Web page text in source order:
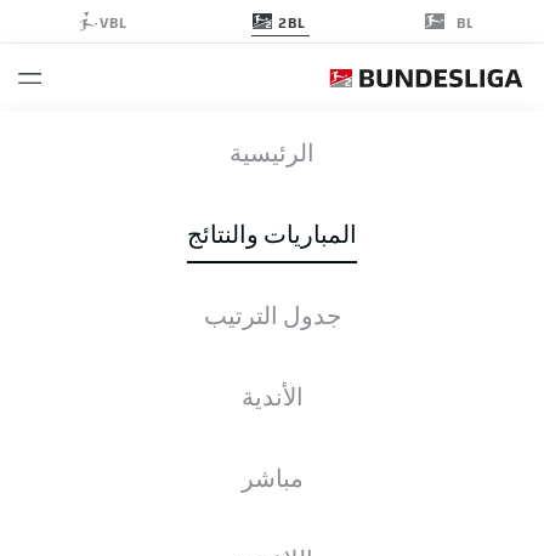
BL
2BL
VBL
الرئيسية
المباريات والنتائج
جدول الترتيب
الأندية
مباشر
الأخبار التشكيلات الإحصائيات